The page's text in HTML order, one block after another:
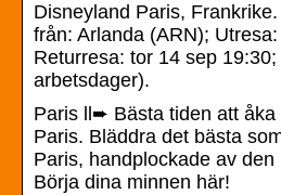
Disneyland Paris,
från: Arlanda (ARN);
Returresa: tor 14 sep
arbetsdager).
Paris ll➨ Bästa tiden att åka
Paris. Bläddra det bästa
Paris, handplockade av
Börja dina minnen här!